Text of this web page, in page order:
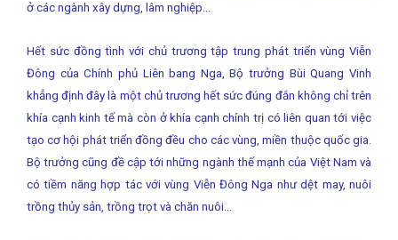
ở các ngành xây dựng, lâm nghiệp…
Hết sức đồng tình với chủ trương tập trung phát triển vùng Viễn
Đông của Chính phủ Liên bang Nga, Bộ trưởng Bùi Quang Vinh
khẳng định đây là một chủ trương hết sức đúng đắn không chỉ trên
khía cạnh kinh tế mà còn ở khía cạnh chính trị có liên quan tới việc
tạo cơ hội phát triển đồng đều cho các vùng, miền thuộc quốc gia.
Bộ trưởng cũng đề cập tới những ngành thế mạnh của Việt Nam và
có tiềm năng hợp tác với vùng Viễn Đông Nga như dệt may, nuôi
trồng thủy sản, trồng trọt và chăn nuôi…